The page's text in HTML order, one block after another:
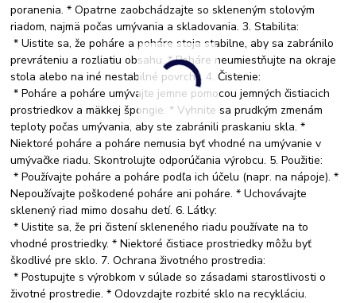
poranenia. * Opatrne zaobchádzajte so skleneným stolovým
riadom, najmä počas umývania a skladovania. 3. Stabilita:
* Uistite sa, že poháre a poháre stoja stabilne, aby sa zabránilo
prevráteniu a rozliatiu obsahu. * Poháre neumiestňujte na okraje
stola alebo na iné nestabilné povrchy. 4. Čistenie:
* Poháre a poháre umývajte jemne pomocou jemných čistiacich
prostriedkov a mäkkej špongie. * Vyhnite sa prudkým zmenám
teploty počas umývania, aby ste zabránili praskaniu skla. *
Niektoré poháre a poháre nemusia byť vhodné na umývanie v
umývačke riadu. Skontrolujte odporúčania výrobcu. 5. Použitie:
* Používajte poháre a poháre podľa ich účelu (napr. na nápoje). *
Nepoužívajte poškodené poháre ani poháre. * Uchovávajte
sklenený riad mimo dosahu detí. 6. Látky:
* Uistite sa, že pri čistení skleneného riadu používate na to
vhodné prostriedky. * Niektoré čistiace prostriedky môžu byť
škodlivé pre sklo. 7. Ochrana životného prostredia:
* Postupujte s výrobkom v súlade so zásadami starostlivosti o
životné prostredie. * Odovzdajte rozbité sklo na recykláciu.